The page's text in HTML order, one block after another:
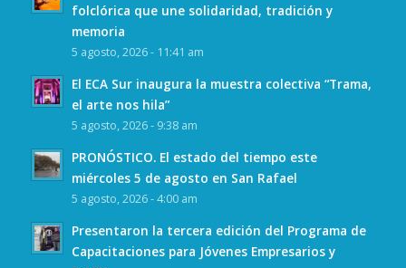
folclórica que une solidaridad, tradición y
memoria
5 agosto, 2026 - 11:41 am
El ECA Sur inaugura la muestra colectiva “Trama,
el arte nos hila”
5 agosto, 2026 - 9:38 am
PRONÓSTICO. El estado del tiempo este
miércoles 5 de agosto en San Rafael
5 agosto, 2026 - 4:00 am
Presentaron la tercera edición del Programa de
Capacitaciones para Jóvenes Empresarios y